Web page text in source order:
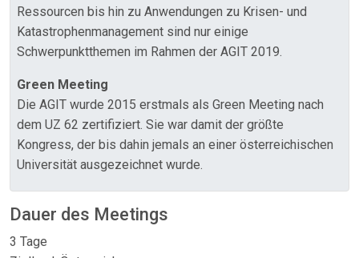
Ressourcen bis hin zu Anwendungen zu Krisen- und
Katastrophenmanagement sind nur einige
Schwerpunktthemen im Rahmen der AGIT 2019.
Green Meeting
Die AGIT wurde 2015 erstmals als Green Meeting nach
dem UZ 62 zertifiziert. Sie war damit der größte
Kongress, der bis dahin jemals an einer österreichischen
Universität ausgezeichnet wurde.
Dauer des Meetings
3 Tage